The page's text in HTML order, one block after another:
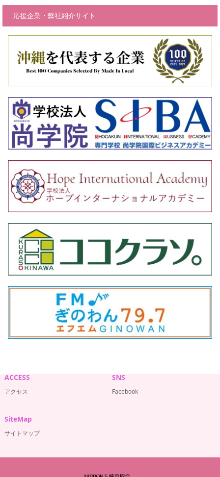
応援企業・弊社紹介サイト
ACCESS
アクセス
SNS
Facebook
SiteMap
サイトマップ